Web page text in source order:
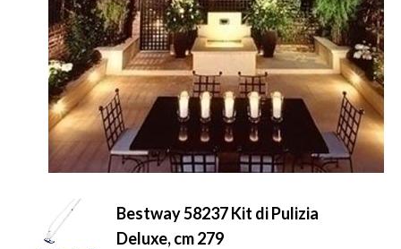
Bestway 58237 Kit di Pulizia
Deluxe, cm 279